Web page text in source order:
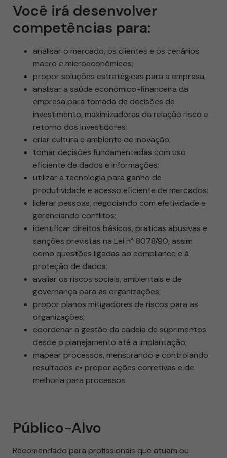
Você irá desenvolver
competências para:
analisar o mercado, os clientes e os cenários
macro e microeconômicos;
propor soluções estratégicas para a empresa;
analisar a saúde econômico-financeira da
empresa para tomada de decisões de
investimento, maximizadoras da relação risco e
retorno dos investidores;
criar cultura e ambiente de inovação;
tomar decisões fundamentadas com uso
eficiente de dados e informações;
utilizar a tecnologia para ganho de
produtividade e acesso eficiente de mercados;
liderar pessoas, negociando com efetividade e
gerenciando conflitos;
identificar direitos básicos, práticas abusivas e
sanções previstas na Lei n° 8078/90, assim
como questões ligadas ao compliance e à
proteção de dados;
avaliar os riscos sociais, ambientais e de
governança para as organizações;
propor planos mitigadores de riscos para as
organizações;
coordenar a gestão da cadeia de suprimentos
desde o planejamento até a implantação;
mapear processos, mensurando e controlando
resultados e• propor ações corretivas e de
melhoria para processos.
Público-Alvo
Recomendado para profissionais que atuam ou